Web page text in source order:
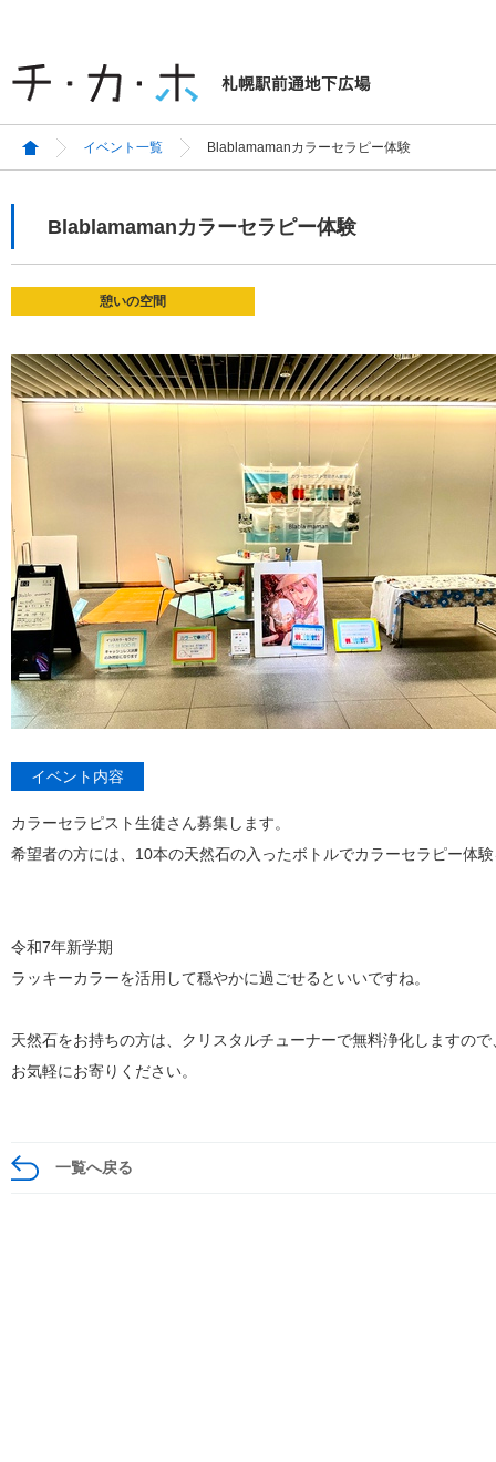
イベント一覧 Blablamamanカラーセラピー体験
Blablamamanカラーセラピー体験
憩いの空間
イベント内容
カラーセラピスト生徒さん募集します。
希望者の方には、10本の天然石の入ったボトルでカラーセラピー体
令和7年新学期
ラッキーカラーを活用して穏やかに過ごせるといいですね。
天然石をお持ちの方は、クリスタルチューナーで無料浄化しますので
お気軽にお寄りください。
一覧へ戻る